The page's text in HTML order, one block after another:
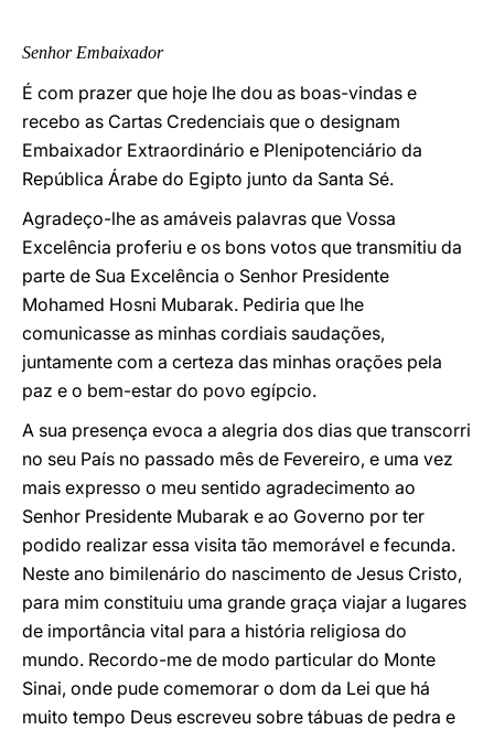
Senhor Embaixador
É com prazer que hoje lhe dou as boas-vindas e
recebo as Cartas Credenciais que o designam
Embaixador Extraordinário e Plenipotenciário da
República Árabe do Egipto junto da Santa Sé.
Agradeço-lhe as amáveis palavras que Vossa
Excelência proferiu e os bons votos que transmitiu da
parte de Sua Excelência o Senhor Presidente
Mohamed Hosni Mubarak. Pediria que lhe
comunicasse as minhas cordiais saudações,
juntamente com a certeza das minhas orações pela
paz e o bem-estar do povo egípcio.
A sua presença evoca a alegria dos dias que transcorri
no seu País no passado mês de Fevereiro, e uma vez
mais expresso o meu sentido agradecimento ao
Senhor Presidente Mubarak e ao Governo por ter
podido realizar essa visita tão memorável e fecunda.
Neste ano bimilenário do nascimento de Jesus Cristo,
para mim constituiu uma grande graça viajar a lugares
de importância vital para a história religiosa do
mundo. Recordo-me de modo particular do Monte
Sinai, onde pude comemorar o dom da Lei que há
muito tempo Deus escreveu sobre tábuas de pedra e